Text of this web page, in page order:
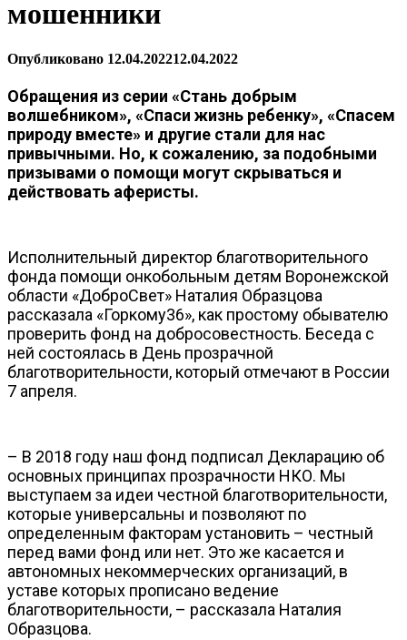
мошенники
Опубликовано 12.04.202212.04.2022
Обращения из серии «Стань добрым
волшебником», «Спаси жизнь ребенку», «Спасем
природу вместе» и другие стали для нас
привычными. Но, к сожалению, за подобными
призывами о помощи могут скрываться и
действовать аферисты.
Исполнительный директор благотворительного
фонда помощи онкобольным детям Воронежской
области «ДоброСвет» Наталия Образцова
рассказала «Горкому36», как простому обывателю
проверить фонд на добросовестность. Беседа с
ней состоялась в День прозрачной
благотворительности, который отмечают в России
7 апреля.
– В 2018 году наш фонд подписал Декларацию об
основных принципах прозрачности НКО. Мы
выступаем за идеи честной благотворительности,
которые универсальны и позволяют по
определенным факторам установить – честный
перед вами фонд или нет. Это же касается и
автономных некоммерческих организаций, в
уставе которых прописано ведение
благотворительности, – рассказала Наталия
Образцова.